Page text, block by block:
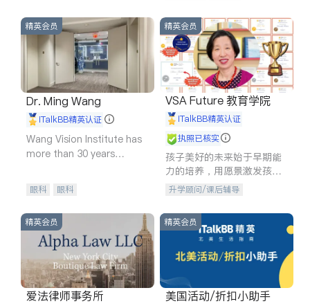
商铺租售
开发商建商
精英会员
Dr. Ming Wang
iTalkBB精英认证
Wang Vision Institute has
more than 30 years
眼科 眼科
精英会员
VSA Future 教育学院
iTalkBB精英认证
执照已核实
孩子美好的未来始于早期能
力的培养，用愿景激发孩子
的学习潜力和动力。理念：
拥有成长型心态是成功的基
石。
升学顾问/课后辅导
精英会员
爱法律师事务所
精英会员
美国活动/折扣小助手